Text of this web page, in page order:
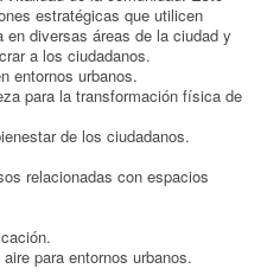
estratégicas que utilicen
diversas áreas de la ciudad y
a los ciudadanos.
entornos urbanos.
para la transformación física de
de los ciudadanos.
relacionadas con espacios
para entornos urbanos.